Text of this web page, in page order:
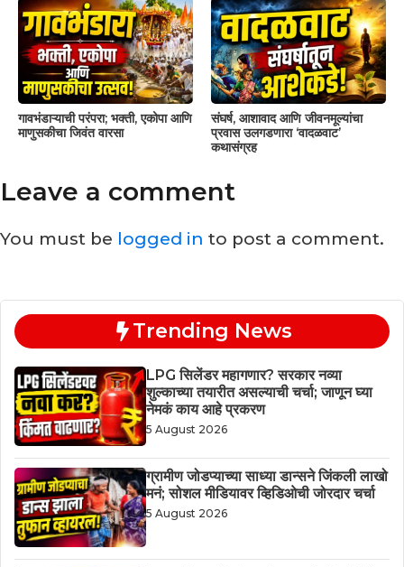
गावभंडाऱ्याची परंपरा; भक्ती, एकोपा आणि
माणुसकीचा जिवंत वारसा
संघर्ष, आशावाद आणि जीवनमूल्यांचा
प्रवास उलगडणारा ‘वादळवाट’
कथासंग्रह
Leave a comment
You must be logged in to post a comment.
Trending News
LPG सिलेंडर महागणार? सरकार नव्या
शुल्काच्या तयारीत असल्याची चर्चा; जाणून घ्या
नेमकं काय आहे प्रकरण
5 August 2026
ग्रामीण जोडप्याच्या साध्या डान्सने जिंकली लाखो
मनं; सोशल मीडियावर व्हिडिओची जोरदार चर्चा
5 August 2026